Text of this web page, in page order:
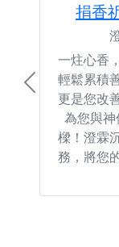
捐香
一炷心香
輕鬆累積
更是您改
為您與
樑！澄霖
務，將您
Previous